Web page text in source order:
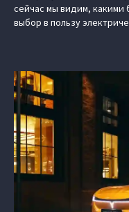
сейчас мы видим,
выбор в пользу